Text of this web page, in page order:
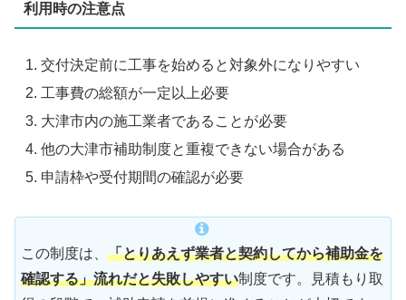
利用時の注意点
交付決定前に工事を始めると対象外になりやすい
工事費の総額が一定以上必要
大津市内の施工業者であることが必要
他の大津市補助制度と重複できない場合がある
申請枠や受付期間の確認が必要
この制度は、 「とりあえず業者と契約してから補助金を
確認する」流れだと失敗しやすい制度です。見積もり取